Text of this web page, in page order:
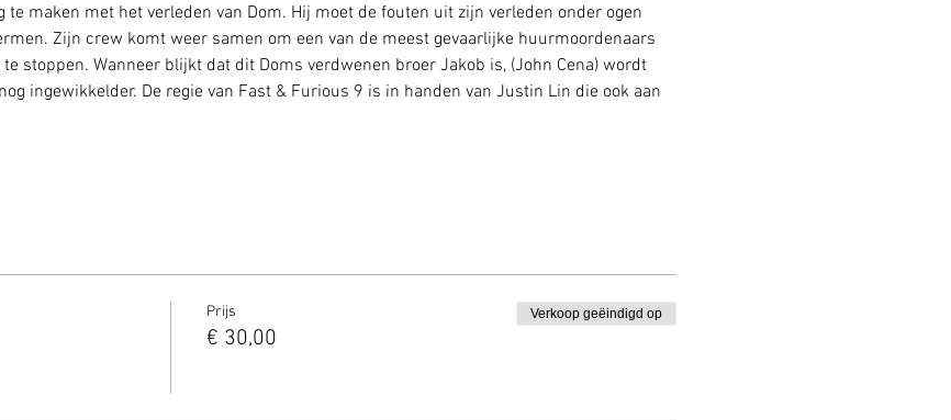
maken met het verleden van Dom. Hij moet de fouten uit zijn verleden onder ogen
Zijn crew komt weer samen om een van de meest gevaarlijke huurmoordenaars
stoppen. Wanneer blijkt dat dit Doms verdwenen broer Jakob is, (John Cena) wordt
ingewikkelder. De regie van Fast & Furious 9 is in handen van Justin Lin die ook aan
Prijs
€ 30,00
Verkoop geëindigd op